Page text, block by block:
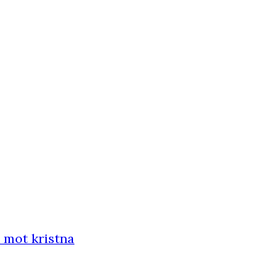
mot kristna